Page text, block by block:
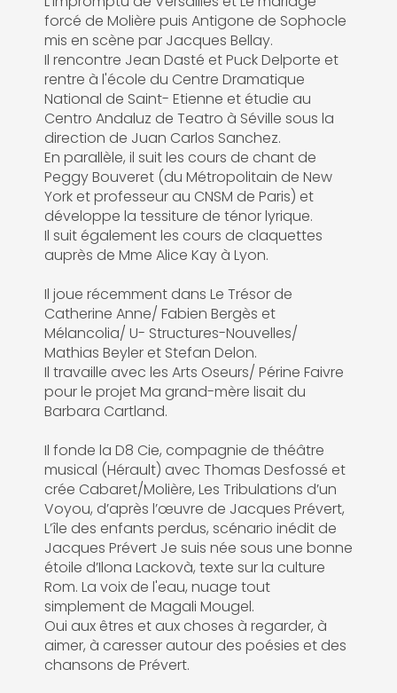
forcé de Molière puis Antigone de Sophocle
mis en scène par Jacques Bellay.
Il rencontre Jean Dasté et Puck Delporte et
rentre à l'école du Centre Dramatique
National de Saint- Etienne et étudie au
Centro Andaluz de Teatro à Séville sous la
direction de Juan Carlos Sanchez.
En parallèle, il suit les cours de chant de
Peggy Bouveret (du Métropolitain de New
York et professeur au CNSM de Paris) et
développe la tessiture de ténor lyrique.
Il suit également les cours de claquettes
auprès de Mme Alice Kay à Lyon.
Il joue récemment dans Le Trésor de
Catherine Anne/ Fabien Bergès et
Mélancolia/ U- Structures-Nouvelles/
Mathias Beyler et Stefan Delon.
Il travaille avec les Arts Oseurs/ Périne Faivre
pour le projet Ma grand-mère lisait du
Barbara Cartland.
Il fonde la D8 Cie, compagnie de théâtre
musical (Hérault) avec Thomas Desfossé et
crée Cabaret/Molière, Les Tribulations d’un
Voyou, d’après l’œuvre de Jacques Prévert,
L’île des enfants perdus, scénario inédit de
Jacques Prévert Je suis née sous une bonne
étoile d’Ilona Lackovà, texte sur la culture
Rom. La voix de l'eau, nuage tout
simplement de Magali Mougel.
Oui aux êtres et aux choses à regarder, à
aimer, à caresser autour des poésies et des
chansons de Prévert.